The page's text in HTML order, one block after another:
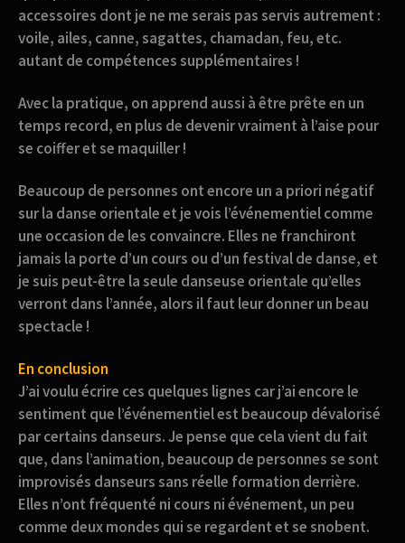
accessoires dont je ne me serais pas servis autrement :
voile, ailes, canne, sagattes, chamadan, feu, etc.
autant de compétences supplémentaires !
Avec la pratique, on apprend aussi àêtre prête en un
temps record, en plus de devenir vraiment à l’aise pour
se coiffer et se maquiller !
Beaucoup de personnes ont encore un a priori négatif
sur la danse orientale et je vois l’événementiel comme
une occasion de les convaincre. Elles ne franchiront
jamais la porte d’un cours ou d’un festival de danse, et
je suis peut-être la seule danseuse orientale qu’elles
verront dans l’année, alors il faut leur donner un beau
spectacle !
En conclusion
J’ai voulu écrire ces quelques lignes car j’ai encore le
sentiment que l’événementiel est beaucoup dévalorisé
par certains danseurs. Je pense que cela vient du fait
que, dans l’animation, beaucoup de personnes se sont
improvisés danseurs sans réelle formation derrière.
Elles n’ont fréquenté ni cours ni événement, un peu
comme deux mondes qui se regardent et se snobent.